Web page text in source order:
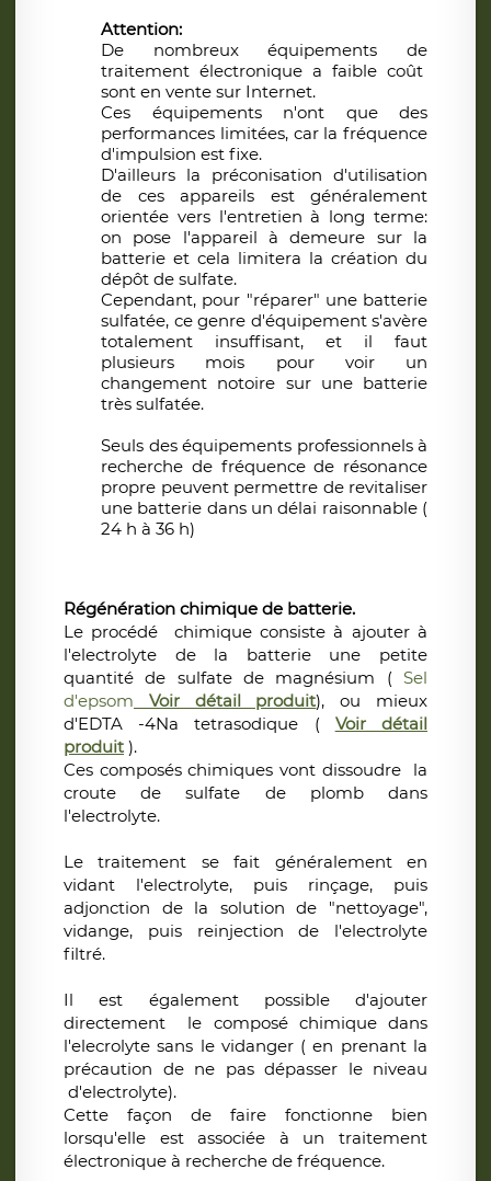
Attention:
De nombreux équipements de
traitement électronique a faible coût
sont en vente sur Internet.
Ces équipements n'ont que des
performances limitées, car la fréquence
d'impulsion est fixe.
D'ailleurs la préconisation d'utilisation
de ces appareils est généralement
orientée vers l'entretien à long terme:
on pose l'appareil à demeure sur la
batterie et cela limitera la création du
dépôt de sulfate.
Cependant, pour "réparer" une batterie
sulfatée, ce genre d'équipement s'avère
totalement insuffisant, et il faut
plusieurs mois pour voir un
changement notoire sur une batterie
très sulfatée.
Seuls des équipements professionnels à
recherche de fréquence de résonance
propre peuvent permettre de revitaliser
une batterie dans un délai raisonnable (
24 h à 36 h)
Régénération chimique de batterie.
Le procédé chimique consiste à ajouter à
l'electrolyte de la batterie une petite
quantité de sulfate de magnésium (Sel
d'epsom Voir détail produit), ou mieux
d'EDTA -4Na tetrasodique ( Voir détail
produit ).
Ces composés chimiques vont dissoudre la
croute de sulfate de plomb dans
l'electrolyte.
Le traitement se fait généralement en
vidant l'electrolyte, puis rinçage, puis
adjonction de la solution de "nettoyage",
vidange, puis reinjection de l'electrolyte
filtré.
Il est également possible d'ajouter
directement le composé chimique dans
l'elecrolyte sans le vidanger ( en prenant la
précaution de ne pas dépasser le niveau
d'electrolyte).
Cette façon de faire fonctionne bien
lorsqu'elle est associée à un traitement
électronique à recherche de fréquence.